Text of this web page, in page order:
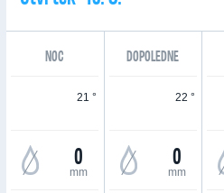
NOC DOPOLEDNE
21 °
0
mm
22 °
0
mm